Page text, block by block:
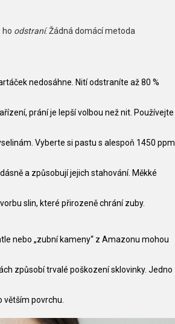
ho odstraní. Žádná domácí metoda
nedosáhne. Nití odstraníte až 80 %
prání je lepší volbou než nit. Používejte
Vyberte si pastu s alespoň 1450 ppm
a způsobují jejich stahování. Měkké
slin, které přirozeně chrání zuby.
nebo „zubní kameny“ z Amazonu mohou
způsobí trvalé poškození sklovinky. Jedno
povrchu.